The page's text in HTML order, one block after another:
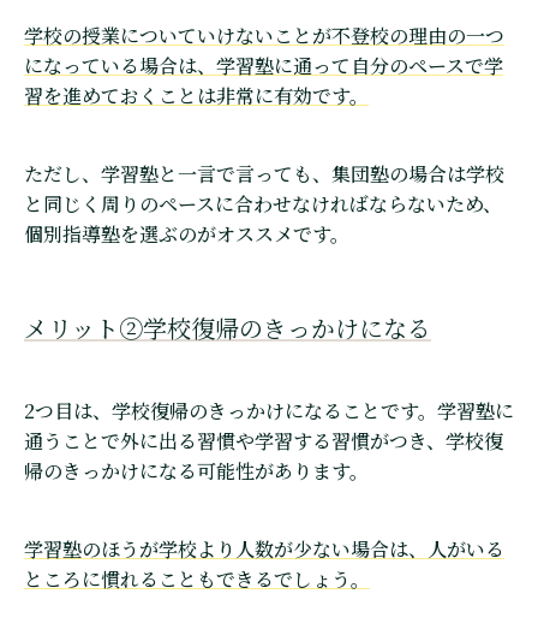
学校の授業についていけないことが不登校の理由の一つ
になっている場合は、学習塾に通って自分のペースで学
習を進めておくことは非常に有効です。
ただし、学習塾と一言で言っても、集団塾の場合は学校
と同じく周りのペースに合わせなければならないため、
個別指導塾を選ぶのがオススメです。
メリット②学校復帰のきっかけになる
2つ目は、学校復帰のきっかけになることです。学習塾に
通うことで外に出る習慣や学習する習慣がつき、学校復
帰のきっかけになる可能性があります。
学習塾のほうが学校より人数が少ない場合は、人がいる
ところに慣れることもできるでしょう。